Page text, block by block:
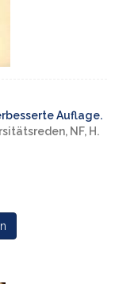
Auflage.
NF, H.